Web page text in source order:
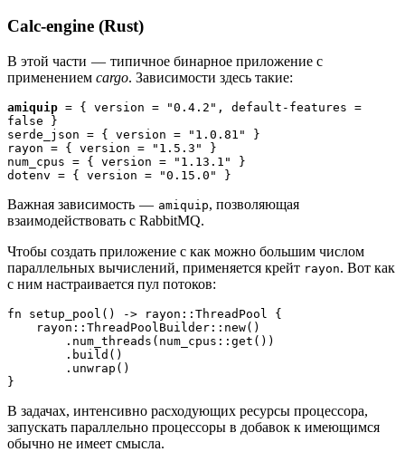
Calc-engine (Rust)
В этой части — типичное бинарное приложение с
применением cargo. Зависимости здесь такие:
amiquip = { version = "0.4.2", default-features =
false }
serde_json = { version = "1.0.81" }
rayon = { version = "1.5.3" }
num_cpus = { version = "1.13.1" }
dotenv = { version = "0.15.0" }
Важная зависимость — amiquip, позволяющая
взаимодействовать с RabbitMQ.
Чтобы создать приложение с как можно большим числом
параллельных вычислений, применяется крейт rayon. Вот как
с ним настраивается пул потоков:
fn setup_pool() -> rayon::ThreadPool {
    rayon::ThreadPoolBuilder::new()
        .num_threads(num_cpus::get())
        .build()
        .unwrap()
}
В задачах, интенсивно расходующих ресурсы процессора,
запускать параллельно процессоры в добавок к имеющимся
обычно не имеет смысла.